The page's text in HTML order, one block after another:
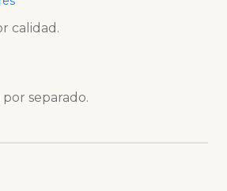
garantizado, ya que
calidad.
separado.